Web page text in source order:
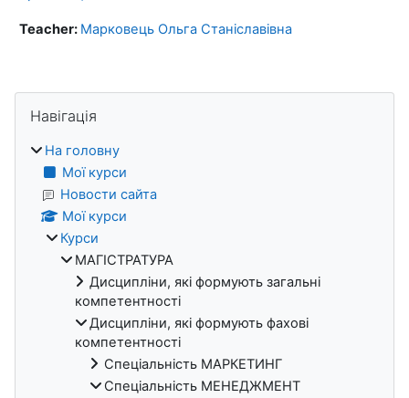
Teacher: Марковець Ольга Станіславівна
Блоки
Навігація
На головну
Мої курси
Новости сайта
Мої курси
Курси
МАГІСТРАТУРА
Дисципліни, які формують загальні
компетентності
Дисципліни, які формують фахові
компетентності
Спеціальність МАРКЕТИНГ
Спеціальність МЕНЕДЖМЕНТ